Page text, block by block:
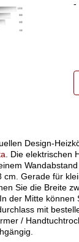
-
Design-
. Die elektrischen
cm. Gerade für
Sie die Breite
der Mitte können
mit
/